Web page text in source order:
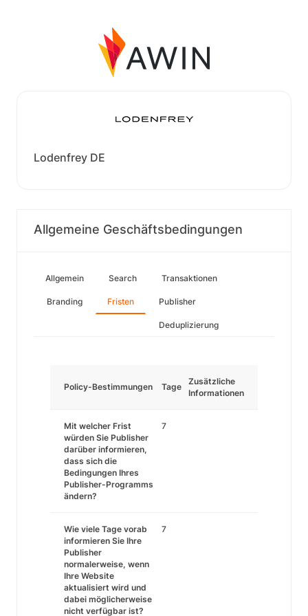
Lodenfrey DE
Allgemeine Geschäftsbedingungen
Allgemein Search Transaktionen
Branding Fristen Publisher
Deduplizierung
Policy-Bestimmungen Tage
Zusätzliche
Informationen
Mit welcher Frist
würden Sie Publisher
darüber informieren,
dass sich die
Bedingungen Ihres
Publisher-Programms
ändern?
7
Wie viele Tage vorab
informieren Sie Ihre
Publisher
normalerweise, wenn
Ihre Website
aktualisiert wird und
dabei möglicherweise
nicht verfügbar ist?
7